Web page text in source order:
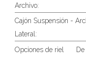
Archivo:
Cajón Suspensión -
Lateral:
Opciones de riel